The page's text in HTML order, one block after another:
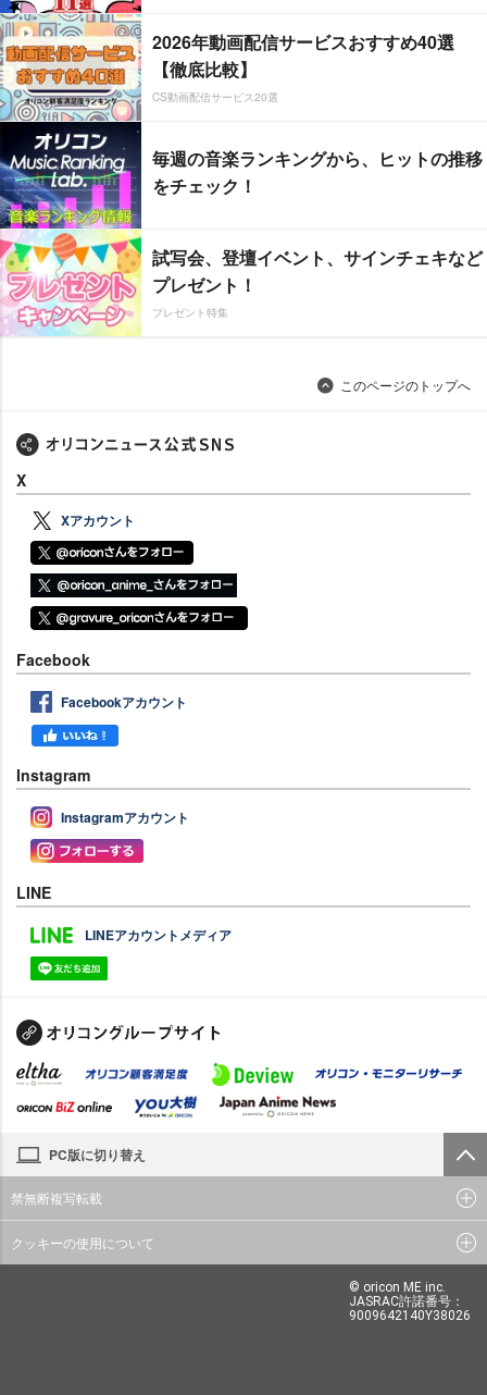
2026年動画配信サービスおすすめ40選
【徹底比較】
CS動画配信サービス20選
毎週の音楽ランキングから、ヒットの推移
をチェック！
試写会、登壇イベント、サインチェキなど
プレゼント！
プレゼント特集
このページのトップへ
X
Xアカウント
Facebook
Facebookアカウント
Instagram
Instagramアカウント
LINE
LINEアカウントメディア
PC版に切り替え
禁無断複写転載
クッキーの使用について
© oricon ME inc.
JASRAC許諾番号：
9009642140Y38026